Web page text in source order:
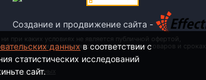
Создание и продвижение сайта -
при каких условиях не является публичной офертой,
информации о стоимости, наименовании товаров и сроках
данных
данныхв соответствии с
статистических исследований
сайт.